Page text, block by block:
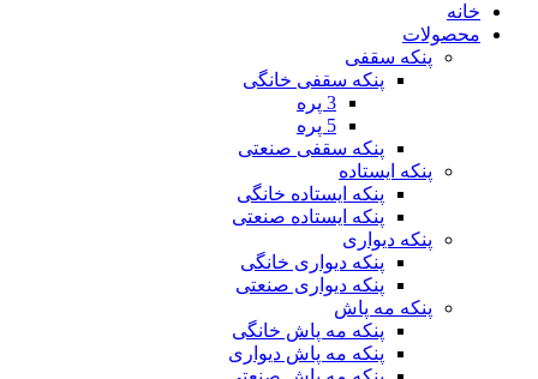
خانه
محصولات
پنکه سقفی
پنکه سقفی خانگی
3 پره
5 پره
پنکه سقفی صنعتی
پنکه ایستاده
پنکه ایستاده خانگی
پنکه ایستاده صنعتی
پنکه دیواری
پنکه دیواری خانگی
پنکه دیواری صنعتی
پنکه مه پاش
پنکه مه پاش خانگی
پنکه مه پاش دیواری